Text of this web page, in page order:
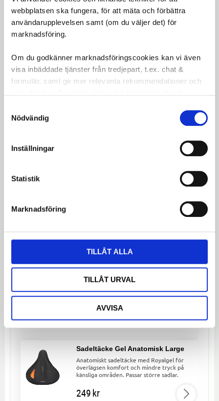
webbplatsen ska fungera, för att mäta och förbättra
användarupplevelsen samt (om du väljer det) för
marknadsföring.
Om du godkänner marknadsföringscookies kan vi även
visa inbäddade tjänster från tredjepart, t.ex. chat &
formulär, samt ge mer relevanta rekommendationer och
Nödvändig
Inställningar
Statistik
Marknadsföring
TILLÅT ALLA
TILLÅT URVAL
AVVISA
Egenskaper:
design
Med Basil Bloom Field Sadelskydd Sky Blue får du
att skydda din cykelsadel från väder och slitage,
samtidigt som du behåller en stilren look.
Dela med dig
LinkedIn
LIKNANDE PRODUKTER
Sadeltäcke Gel Anatomisk Large
Anatomiskt sadeltäcke med Royalgel för
överlägsen komfort och mindre tryck på
känsliga områden. Passar större sadlar.
249kr